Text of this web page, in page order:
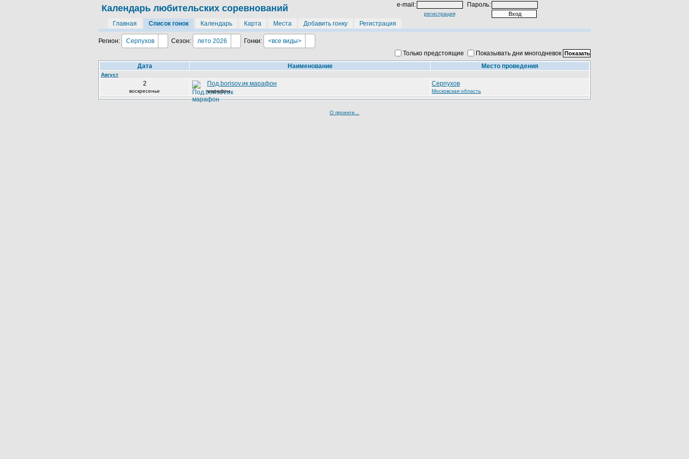
Календарь любительских соревнований e-mail: Пароль:
регистрация
Главная Список гонок Календарь Карта Места Добавить гонку Регистрация
Регион: Серпухов Сезон: лето 2026 Гонки:
<все виды>
Только предстоящие
Показывать дни многодневок
Дата
Наименование Место проведения
Август
2
воскресенье
Под.borisov.ик марафон
марафон
Серпухов
Московская область
О проекте...